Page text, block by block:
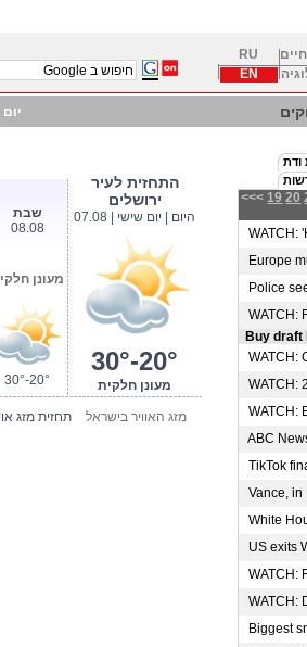
RU
EN
יום
ודת
<<<19 20
WATCH:
Europe
Police
WATCH:
Buy draft
WATCH:
WATCH:
WATCH:
ABC
TikTok
Vance, in
White
US exits
WATCH:
WATCH:
Biggest
שבת
08.08
מעונן
30°-20°
התחזית לעיר
ירושלים
היום | יום שישי | 07.08
30°-20°
מעונן חלקית
תחזית מזג מזג האוויר בישראל